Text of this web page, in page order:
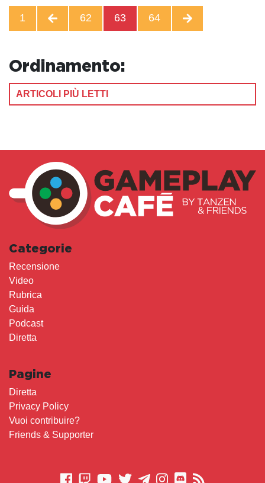
1 62 63 64
Ordinamento:
ARTICOLI PIÙ LETTI
Categorie
Recensione
Video
Rubrica
Guida
Podcast
Diretta
Pagine
Diretta
Privacy Policy
Vuoi contribuire?
Friends & Supporter